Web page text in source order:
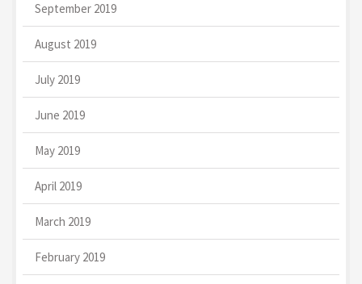
September 2019
August 2019
July 2019
June 2019
May 2019
April 2019
March 2019
February 2019